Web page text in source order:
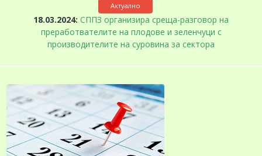
Актуално
18.03.2024: СППЗ организира среща-разговор на
преработвателите на плодове и зеленчуци с
производителите на суровина за сектора